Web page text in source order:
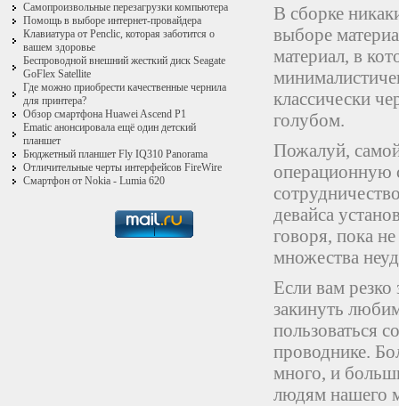
Самопроизвольные перезагрузки компьютера
Помощь в выборе интернет-провайдера
Клавиатура от Penclic, которая заботится о
вашем здоровье
Беспроводной внешний жесткий диск Seagate
GoFlex Satellite
Где можно приобрести качественные чернила
для принтера?
Обзор смартфона Huawei Ascend P1
Ematic анонсировала ещё один детский
планшет
Бюджетный планшет Fly IQ310 Panorama
Отличительные черты интерфейсов FireWire
Смартфон от Nokia - Lumia 620
В сборке
выборе
материал, в
классически
голубом.
Пожалуй,
операционную
девайса
говоря, пока
множества
Если вам
закинуть
пользоваться
проводнике.
много, и
людям нашего